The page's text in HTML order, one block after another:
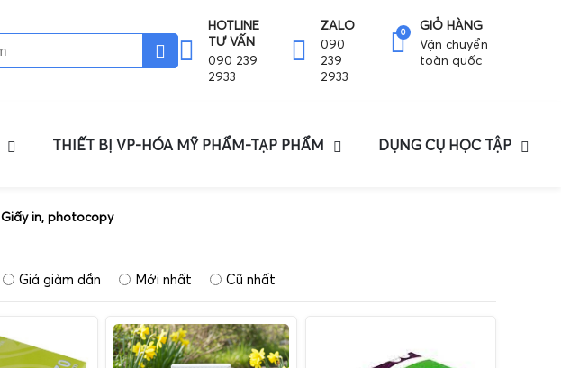
HOTLINE
TƯ VẤN
090 239
2933
ZALO
090
239
2933
0
GIỎ HÀNG
Vận chuyển
toàn quốc
THIẾT BỊ VP-HÓA MỸ PHẨM-TẠP PHẨM DỤNG CỤ HỌC TẬP
Giấy in, photocopy
Giá giảm dần Mới nhất Cũ nhất